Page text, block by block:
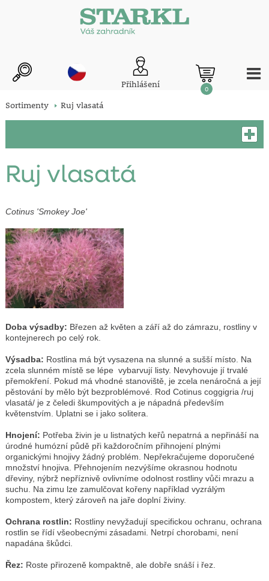
Přihlášení 0
Sortimenty Ruj vlasatá
Ruj vlasatá
Cotinus 'Smokey Joe'
Doba výsadby: Březen až květen a září až do zámrazu, rostliny v
kontejnerech po celý rok.
Výsadba: Rostlina má být vysazena na slunné a sušší místo. Na
zcela slunném místě se lépe vybarvují listy. Nevyhovuje jí trvalé
přemokření. Pokud má vhodné stanoviště, je zcela nenáročná a její
pěstování by mělo být bezproblémové. Rod Cotinus coggigria /ruj
vlasatá/ je z čeledi škumpovitých a je nápadná především
květenstvím. Uplatni se i jako solitera.
Hnojení: Potřeba živin je u listnatých keřů nepatrná a nepřináší na
úrodné humózní půdě při každoročním přihnojení plnými
organickými hnojivy žádný problém. Nepřekračujeme doporučené
množství hnojiva. Přehnojením nezvýšíme okrasnou hodnotu
dřeviny, nýbrž nepříznivě ovlivníme odolnost rostliny vůči mrazu a
suchu. Na zimu lze zamulčovat kořeny například vyzrálým
kompostem, který zároveň na jaře doplní živiny.
Ochrana rostlin: Rostliny nevyžadují specifickou ochranu, ochrana
rostlin se řídí všeobecnými zásadami. Netrpí chorobami, není
napadána škůdci.
Řez: Roste přirozeně kompaktně, ale dobře snáší i řez.